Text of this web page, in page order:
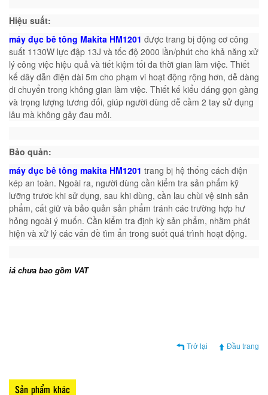
Hiệu suất:
máy đục bê tông Makita HM1201 được trang bị động cơ công
suất 1130W lực đập 13J và tốc độ 2000 lần/phút cho khả năng xử
lý công việc hiệu quả và tiết kiệm tối đa thời gian làm việc. Thiết
kế dây dẫn điện dài 5m cho phạm vi hoạt động rộng hơn, dễ dàng
di chuyển trong không gian làm việc. Thiết kế kiểu dáng gọn gàng
và trọng lượng tương đối, giúp người dùng dễ cầm 2 tay sử dụng
lâu mà không gây đau mỏi.
Bảo quản:
máy đục bê tông makita HM1201 trang bị hệ thống cách điện
kép an toàn. Ngoài ra, người dùng cần kiểm tra sản phẩm kỹ
lưỡng trươc khi sử dụng, sau khi dùng, cần lau chùi vệ sinh sản
phẩm, cất giữ và bảo quản sản phẩm tránh các trường hợp hư
hỏng ngoài ý muốn. Cần kiểm tra định kỳ sản phẩm, nhằm phát
hiện và xử lý các vấn đề tìm ẩn trong suốt quá trình hoạt động.
iá chưa bao gồm VAT
Trở lại Đầu trang
Sản phẩm khác